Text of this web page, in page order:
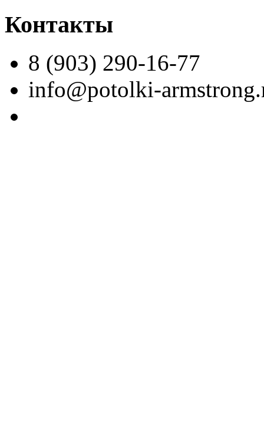
Контакты
8 (903) 290-16-77
info@potolki-